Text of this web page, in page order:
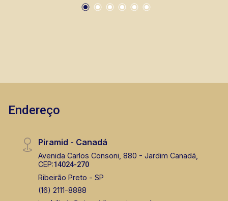
Endereço
Piramid - Canadá
Avenida Carlos Consoni, 880 - Jardim Canadá,
CEP:14024-270
Ribeirão Preto - SP
(16) 2111-8888